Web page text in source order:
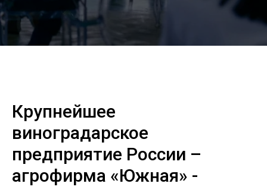
Крупнейшее
виноградарское
предприятие России –
агрофирма «Южная» -